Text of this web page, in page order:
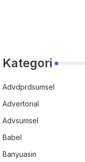
Kategori
Advdprdsumsel
Advertorial
Advsumsel
Babel
Banyuasin